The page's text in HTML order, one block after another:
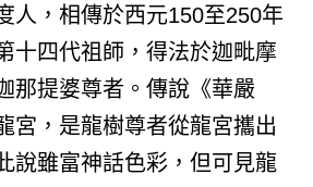
人，相傳於西元150至250年
十四代祖師，得法於迦毗摩
那提婆尊者。傳說《華嚴
宮，是龍樹尊者從龍宮攜出
說雖富神話色彩，但可見龍